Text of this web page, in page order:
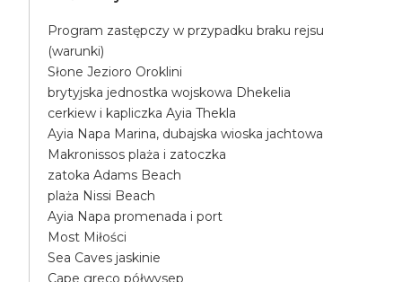
Program zastępczy w przypadku braku rejsu
(warunki)
Słone Jezioro Oroklini
brytyjska jednostka wojskowa Dhekelia
cerkiew i kapliczka Ayia Thekla
Ayia Napa Marina, dubajska wioska jachtowa
Makronissos plaża i zatoczka
zatoka Adams Beach
plaża Nissi Beach
Ayia Napa promenada i port
Most Miłości
Sea Caves jaskinie
Cape greco półwysep